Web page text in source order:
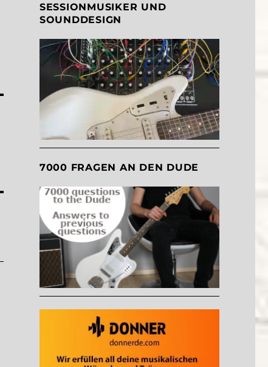
SESSIONMUSIKER UND
SOUNDDESIGN
7000 FRAGEN AN DEN DUDE